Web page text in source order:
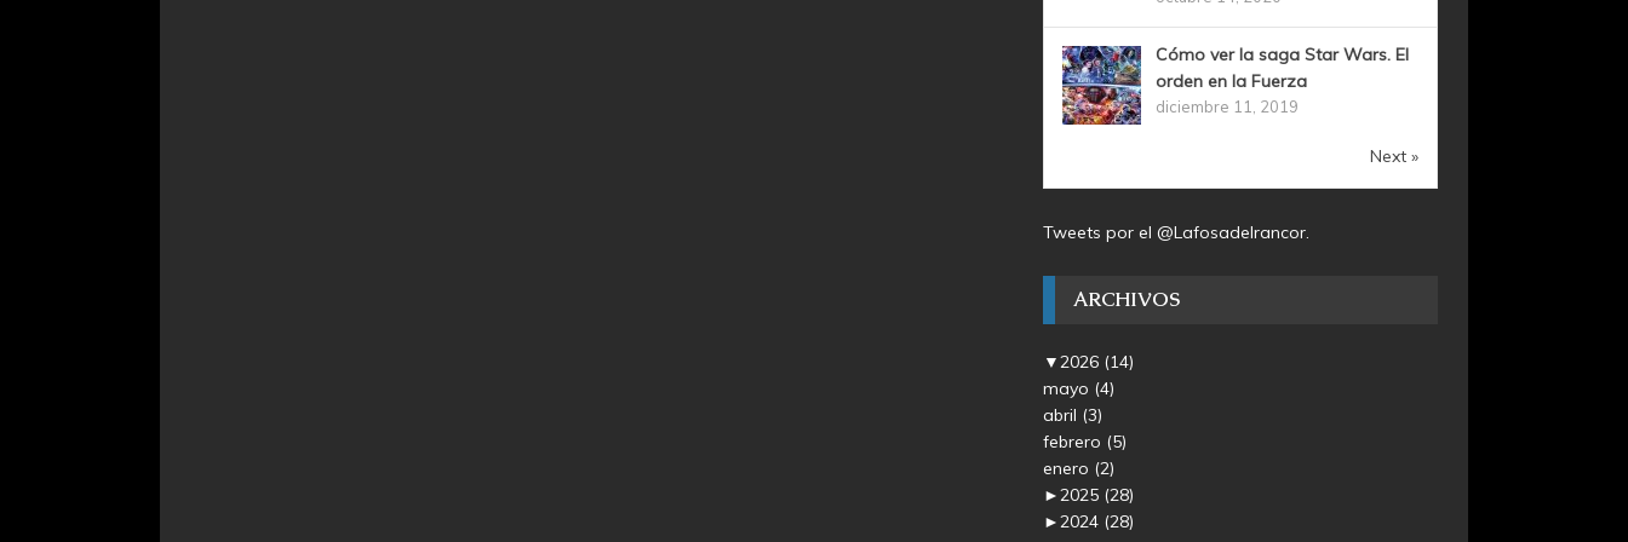
Cómo ver la saga Star Wars. El
orden en la Fuerza
diciembre 11, 2019
Next »
Tweets por el @Lafosadelrancor.
ARCHIVOS
▼2026 (14)
mayo (4)
abril (3)
febrero (5)
enero (2)
►2025 (28)
►2024 (28)